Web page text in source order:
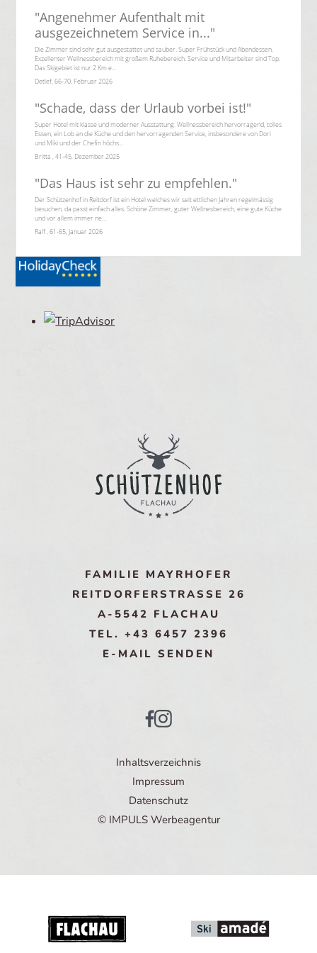
"Angenehmer Aufenthalt mit
ausgezeichnetem Service in..."
Die Zimmer sind sehr gut ausgestattet und sauber. Super Frühstück und Abendessen.
Exzellenter Wellnessbereich mit großem Ruhebereich. Service und Mitarbeiter sind Top.
Das Skigebiet ist nur 2 Km e...
Detlef, 66-70, Februar 2026
"Schade, dass der Urlaub vorbei ist!"
Super Hotel mit klasse und moderner Ausstattung. Wellnessbereich hervorragend, tolles
Essen, ein Lob an die Küche und den hervorragenden Service, insbesondere von Dori
und Miki und der Chefin höchs...
Britta , 41-45, Dezember 2025
"Das Haus ist sehr zu empfehlen."
Der Schützenhof in Reitdorf ist ein Hotel welches wir seit ettlichen Jahren regelmässig
besuchen, da passt einfach alles. Schöne Zimmer, guter Wellnesbereich, eine gute Küche
und vor allem immer ne...
Ralf , 61-65, Januar 2026
FAMILIE MAYRHOFER
REITDORFERSTRASSE 26
A-5542 FLACHAU
TEL. +43 6457 2396
E-MAIL SENDEN
Inhaltsverzeichnis
Impressum
Datenschutz
© IMPULS Werbeagentur